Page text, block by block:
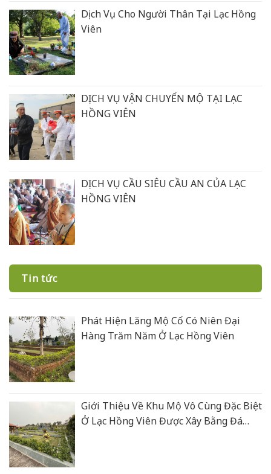
Dịch Vụ Cho Người Thân Tại Lạc Hồng
Viên
DỊCH VỤ VẬN CHUYỂN MỘ TẠI LẠC
HỒNG VIÊN
DỊCH VỤ CẦU SIÊU CẦU AN CỦA LẠC
HỒNG VIÊN
Tin tức
Phát Hiện Lăng Mộ Cổ Có Niên Đại
Hàng Trăm Năm Ở Lạc Hồng Viên
Giới Thiệu Về Khu Mộ Vô Cùng Đặc Biệt
Ở Lạc Hồng Viên Được Xây Bằng Đá